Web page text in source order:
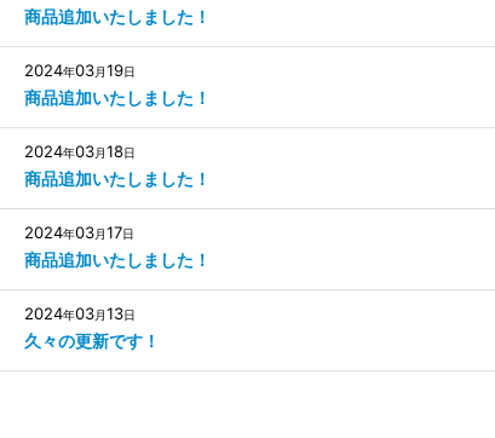
商品追加いたしました！
2024年03月19日
商品追加いたしました！
2024年03月18日
商品追加いたしました！
2024年03月17日
商品追加いたしました！
2024年03月13日
久々の更新です！